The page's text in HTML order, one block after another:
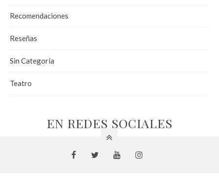
Recomendaciones
Reseñas
Sin Categoría
Teatro
EN REDES SOCIALES